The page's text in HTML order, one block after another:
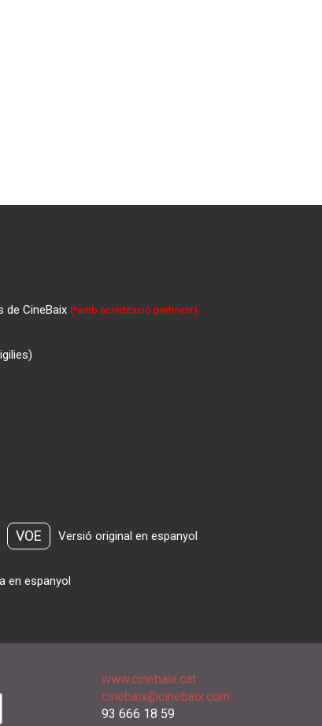
de CineBaix(*amb acreditació pertinent)
VOE Versió original en espanyol
en espanyol
www.cinebaix.cat
cinebaix@cinebaix.com
93 666 18 59